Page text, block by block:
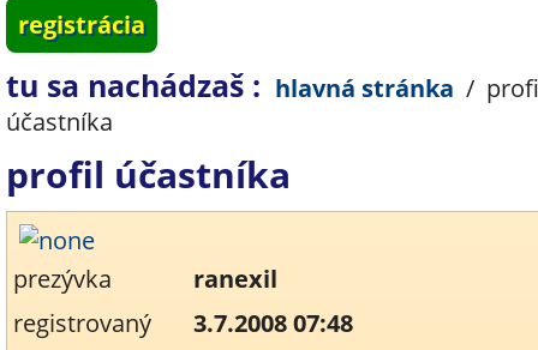
registrácia
tu sa nachádzaš : hlavná stránka /
účastníka
profil účastníka
prezývka
ranexil
registrovaný
3.7.2008 07:48